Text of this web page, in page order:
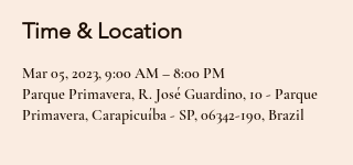
Time & Location
Mar 05, 2023, 9:00 AM – 8:00 PM
Parque Primavera, R. José Guardino, 10 - Parque
Primavera, Carapicuíba - SP, 06342-190, Brazil